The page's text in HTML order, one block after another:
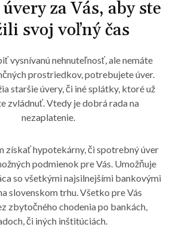
za Vás, aby ste
svoj voľný čas
vysnívanú nehnuteľnosť, ale nemáte
prostriedkov, potrebujete úver.
staršie úvery, či iné splátky, ktoré už
zvládnuť. Vtedy je dobrá rada na
nezaplatenie.
získať hypotekárny, či spotrebný úver
podmienok pre Vás. Umožňuje
so všetkými najsilnejšími bankovými
slovenskom trhu. Všetko pre Vás
zbytočného chodenia po bankách,
či iných inštitúciách.